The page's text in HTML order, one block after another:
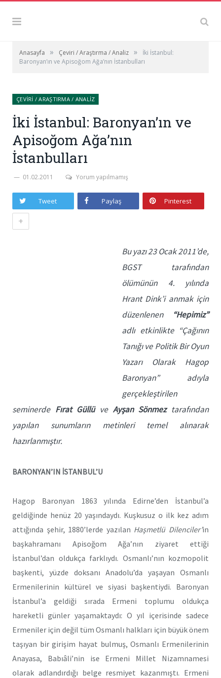
Anasayfa » Çeviri / Araştırma / Analiz »
İki İstanbul:
Baronyan’ın ve Apisoğom Ağa’nın İstanbulları
ÇEVIRI / ARAŞTIRMA / ANALIZ
İki İstanbul: Baronyan’ın ve
Apisoğom Ağa’nın
İstanbulları
01.02.2011 Yorum yapılmamış
Tweet Paylaş Pinterest
+
Bu yazı 23 Ocak 2011’de,
BGST tarafından
ölümünün 4. yılında
Hrant Dink’i anmak için
düzenlenen
“Hepimiz”
adlı etkinlikte “Çağının
Tanığı ve Politik Bir Oyun
Yazarı Olarak Hagop
Baronyan” adıyla
gerçekleştirilen
seminerde Fırat Güllüve Ayşan Sönmeztarafından
yapılan sunumların metinleri temel alınarak
hazırlanmıştır.
BARONYAN’IN İSTANBUL’U
Hagop Baronyan 1863 yılında Edirne’den İstanbul’a
geldiğinde henüz 20 yaşındaydı. Kuşkusuz o ilk kez adım
attığında şehir, 1880’lerde yazılan Haşmetlü Dilenciler’in
başkahramanı Apisoğom Ağa’nın ziyaret ettiği
İstanbul’dan oldukça farklıydı. Osmanlı’nın kozmopolit
başkenti, yüzde doksanı Anadolu’da yaşayan Osmanlı
Ermenilerinin kültürel ve siyasi başkentiydi. Baronyan
İstanbul’a geldiği sırada Ermeni toplumu oldukça
hareketli günler yaşamaktaydı: O yıl içerisinde sadece
Ermeniler için değil tüm Osmanlı halkları için büyük önem
taşıyan bir girişim hayat bulmuş, Osmanlı Ermenilerinin
Anayasa, Babıâli’nin ise Ermeni Millet Nizamnamesi
olarak adlandırdığı belge resmiyet kazanmıştı. Ermeni